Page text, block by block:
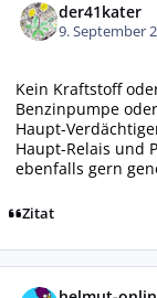
der41kater
9. September
Kein Kraftstoff
Benzinpumpe
Haupt-
Haupt-Relais und
ebenfalls gern
Zitat